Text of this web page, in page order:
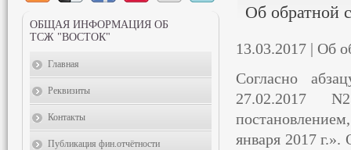
Об обратной
13.03.2017 | Об
Согласно
27.02.2017
января 2017
ОБЩАЯ ИНФОРМАЦИЯ ОБ
ТСЖ "ВОСТОК"
Главная
Реквизиты
Контакты
Публикация фин.отчётности